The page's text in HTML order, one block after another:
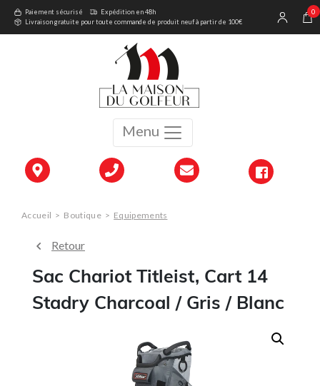
Menu
Paiement sécurisé
Expédition en 48h
Livraison gratuite pour toute commande de produit neuf à partir de 100€
0
Accueil > Boutique > Equipements
Retour
Sac Chariot Titleist, Cart 14
Stadry Charcoal / Gris / Blanc